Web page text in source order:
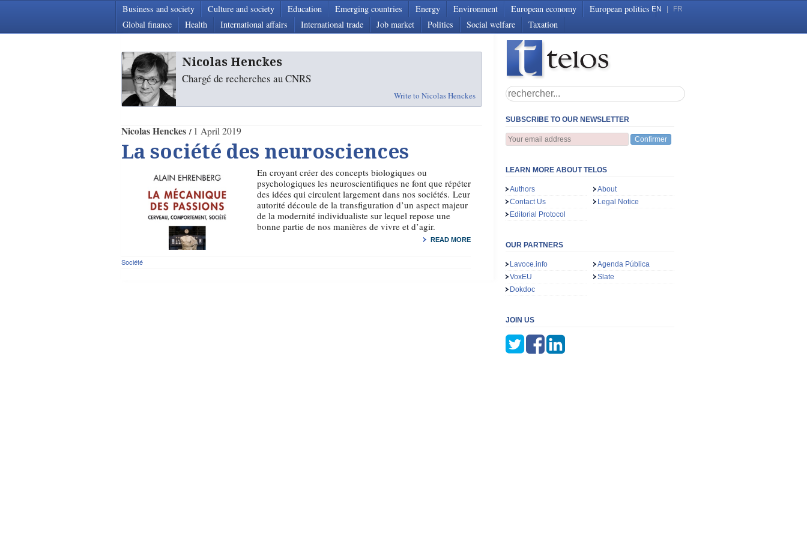
Business and society Culture and society Education Emerging countries Energy Environment European economy
European politics
Global finance
Health International affairs International trade Job market Politics Social welfare Taxation
EN FR
Nicolas Henckes
Chargé de recherches au CNRS
Write to Nicolas Henckes
Nicolas Henckes 1 April 2019
La société des neurosciences
En croyant créer des concepts biologiques ou
psychologiques les neuroscientifiques ne font que répéter
des idées qui circulent largement dans nos sociétés. Leur
autorité découle de la transfiguration d’un aspect majeur
de la modernité individualiste sur lequel repose une
bonne partie de nos manières de vivre et d’agir.
READ MORE
Société
SUBSCRIBE TO OUR NEWSLETTER
Confirmer
LEARN MORE ABOUT TELOS
Authors
About
Contact Us
Legal Notice
Editorial Protocol
OUR PARTNERS
Lavoce.info
Agenda Pública
VoxEU
Slate
Dokdoc
JOIN US